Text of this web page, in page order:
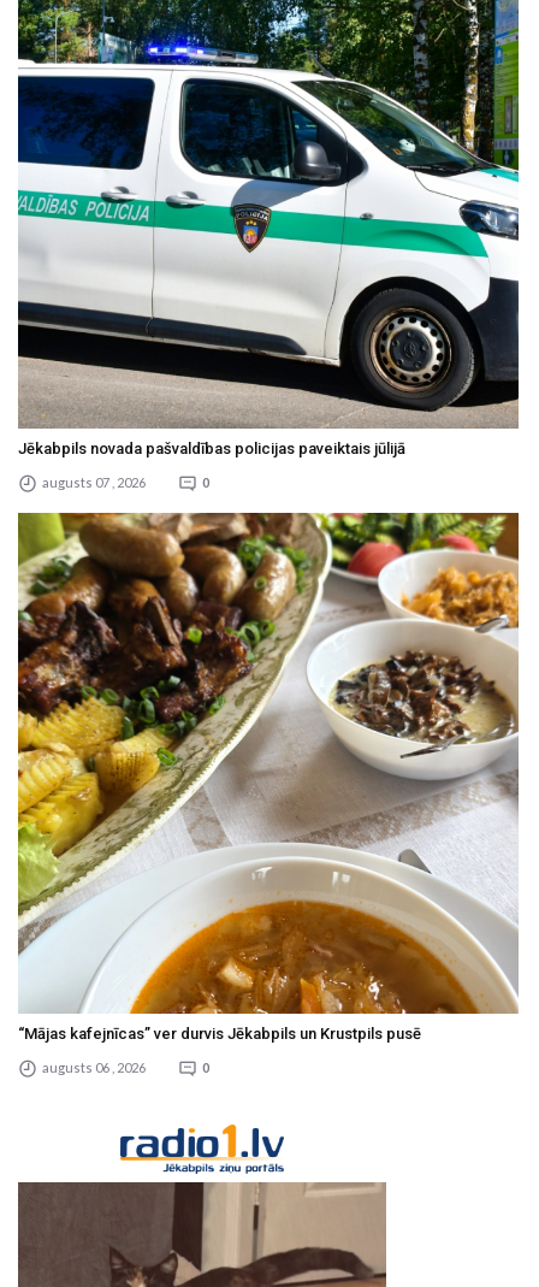
Jēkabpils novada pašvaldības policijas paveiktais jūlijā
augusts 07 , 2026 0
“Mājas kafejnīcas” ver durvis Jēkabpils un Krustpils pusē
augusts 06 , 2026 0